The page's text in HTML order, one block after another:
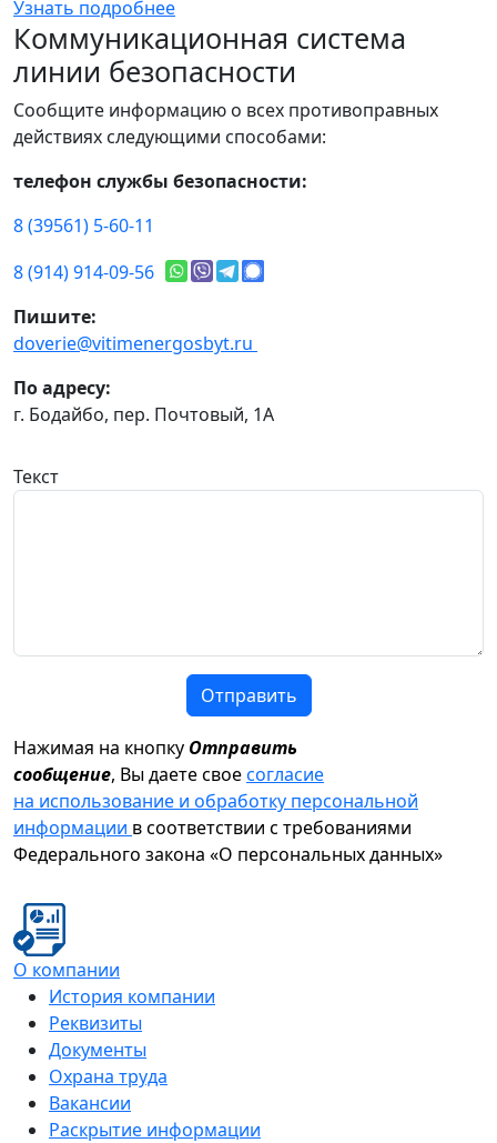
Узнать подробнее
Коммуникационная система
линии безопасности
Сообщите информацию о всех противоправных
действиях следующими способами:
телефон службы безопасности:
8 (39561) 5-60-11
8 (914) 914-09-56
Пишите:
doverie@vitimenergosbyt.ru
По адресу:
г. Бодайбо, пер. Почтовый, 1А
Текст
Отправить
Нажимая на кнопку Отправить
сообщение, Вы даете своесогласие
на использование и обработку персональной
информации в соответствии с требованиями
Федерального закона «О персональных данных»
О компании
История компании
Реквизиты
Документы
Охрана труда
Вакансии
Раскрытие информации